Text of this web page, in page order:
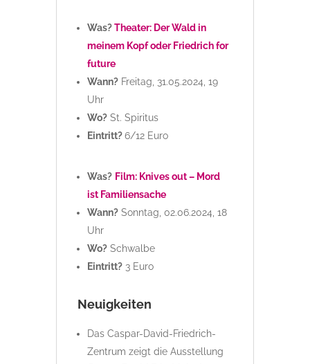
Was?Theater: Der Wald in
meinem Kopf oder Friedrich for
future
Wann?Freitag, 31.05.2024, 19
Uhr
Wo?St. Spiritus
Eintritt?6/12 Euro
Was? Film: Knives out – Mord
ist Familiensache
Wann?Sonntag, 02.06.2024, 18
Uhr
Wo?Schwalbe
Eintritt?3 Euro
Neuigkeiten
Das Caspar-David-Friedrich-
Zentrum zeigt die Ausstellung